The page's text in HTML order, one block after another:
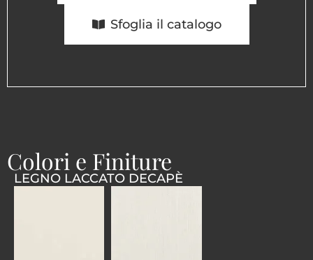
Sfoglia il catalogo
Colori e Finiture
LEGNO LACCATO DECAPÈ